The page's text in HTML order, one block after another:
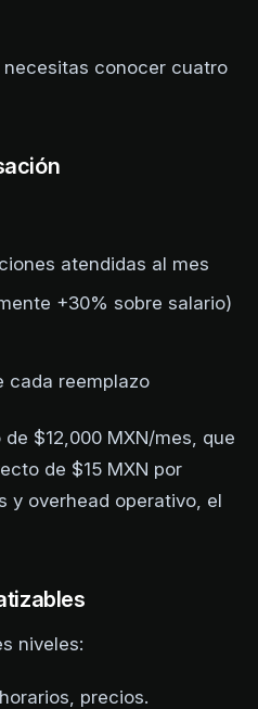
necesitas conocer cuatro
atendidas al mes
+30% sobre salario)
cada reemplazo
$12,000 MXN/mes, que
de $15 MXN por
y overhead operativo, el
niveles:
precios.